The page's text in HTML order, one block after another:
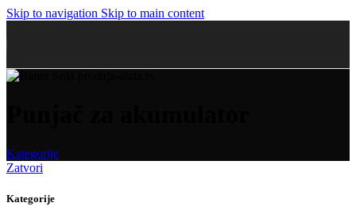
Skip to navigation Skip to main content
Kategorije
Zatvori
Kategorije